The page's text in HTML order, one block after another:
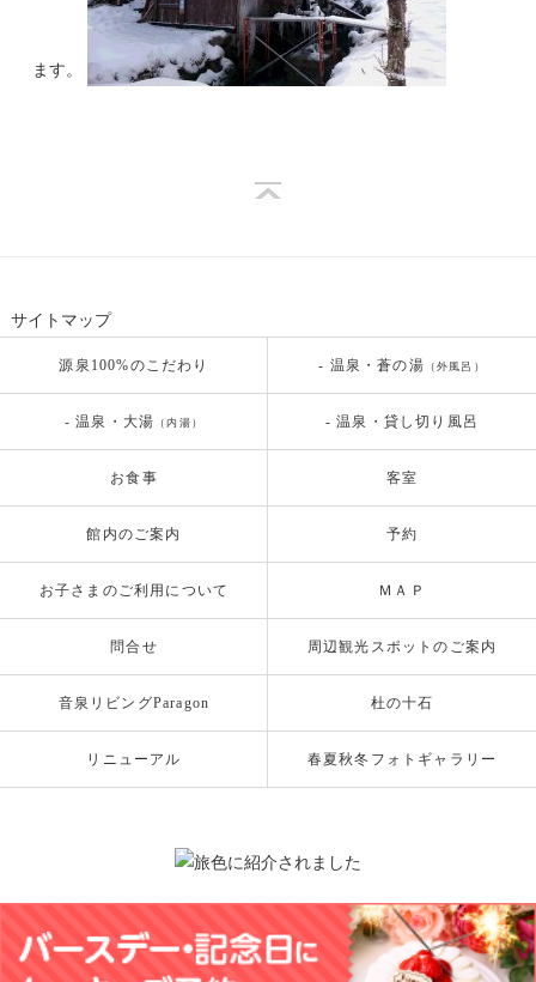
ます。
サイトマップ
源泉100%のこだわり - 温泉・蒼の湯 （外風呂）
- 温泉・大湯 （内湯） - 温泉・貸し切り風呂
お食事 客室
館内のご案内 予約
お子さまのご利用について ＭＡＰ
問合せ 周辺観光スポットのご案内
音泉リビングParagon 杜の十石
リニューアル 春夏秋冬フォトギャラリー